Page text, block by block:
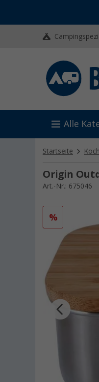
Alle
Startseite
Origin
Art.-Nr.: 675046
%